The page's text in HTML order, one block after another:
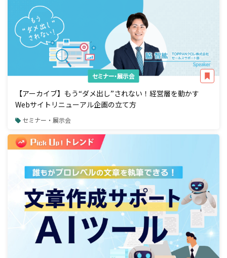
セミナー・展示会
【アーカイブ】もう“ダメ出し”されない！経営層を動かす
Webサイトリニューアル企画の立て方
セミナー・展示会